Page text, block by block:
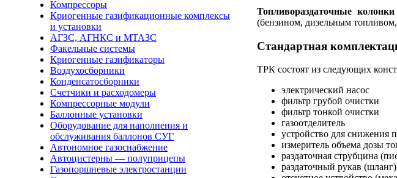
Компрессоры
Криогенные газификационные комплексы
и установки
АГЗС, АГНКС и МТАЗС
Факельные системы
Криогенные газификаторы
Воздухосборники
Конденсатосборники
Счетчики и расходомеры
Компрессорные модули
Баллонные установки
Оборудование для наполнения и
обслуживания баллонов СУГ
Автономное газоснабжение
Автоцистерны — полуприцепы
Газопоршневые электростанции
Топливораздаточные
(бензином, дизельным
Стандартная
ТРК состоят из следующих
электрический насос
фильтр грубой очистки
фильтр тонкой очистки
газоотделитель
устройство для снижения
измеритель объема дозы
раздаточная струбцина
раздаточный рукав (шланг)